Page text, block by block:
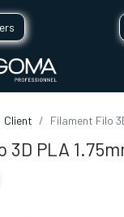
Client Filament Filo
3D PLA